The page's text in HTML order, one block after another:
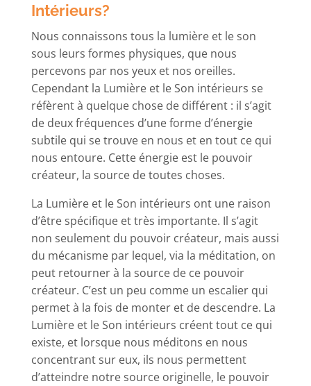
Intérieurs?
Nous connaissons tous la lumière et le son
sous leurs formes physiques, que nous
percevons par nos yeux et nos oreilles.
Cependant la Lumière et le Son intérieurs se
réfèrent à quelque chose de différent : il s’agit
de deux fréquences d’une forme d’énergie
subtile qui se trouve en nous et en tout ce qui
nous entoure. Cette énergie est le pouvoir
créateur, la source de toutes choses.
La Lumière et le Son intérieurs ont une raison
d’être spécifique et très importante. Il s’agit
non seulement du pouvoir créateur, mais aussi
du mécanisme par lequel, via la méditation, on
peut retourner à la source de ce pouvoir
créateur. C’est un peu comme un escalier qui
permet à la fois de monter et de descendre. La
Lumière et le Son intérieurs créent tout ce qui
existe, et lorsque nous méditons en nous
concentrant sur eux, ils nous permettent
d’atteindre notre source originelle, le pouvoir